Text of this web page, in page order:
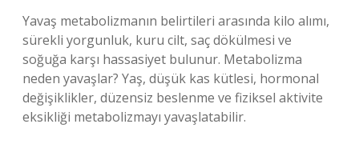
Yavaş metabolizmanın belirtileri arasında kilo alımı,
sürekli yorgunluk, kuru cilt, saç dökülmesi ve
soğuğa karşı hassasiyet bulunur. Metabolizma
neden yavaşlar? Yaş, düşük kas kütlesi, hormonal
değişiklikler, düzensiz beslenme ve fiziksel aktivite
eksikliği metabolizmayı yavaşlatabilir.